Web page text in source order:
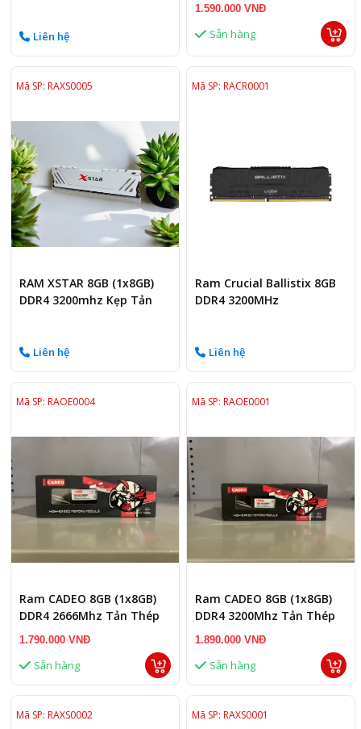
Liên hệ
1.590.000 VNĐ
Sẵn hàng
Mã SP: RAXS0005
RAM XSTAR 8GB (1x8GB)
DDR4 3200mhz Kẹp Tản
Liên hệ
Mã SP: RACR0001
Ram Crucial Ballistix 8GB
DDR4 3200MHz
Liên hệ
Mã SP: RAOE0004
Ram CADEO 8GB (1x8GB)
DDR4 2666Mhz Tản Thép
1.790.000 VNĐ
Sẵn hàng
Mã SP: RAOE0001
Ram CADEO 8GB (1x8GB)
DDR4 3200Mhz Tản Thép
1.890.000 VNĐ
Sẵn hàng
Mã SP: RAXS0002 Mã SP: RAXS0001